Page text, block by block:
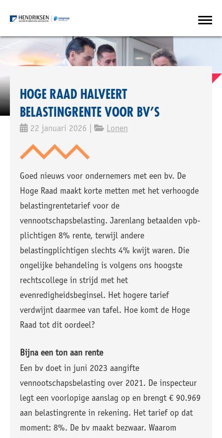
HOGE RAAD HALVEERT
BELASTINGRENTE VOOR BV’S
22 januari 2026 | Lonen
Goed nieuws voor ondernemers met een bv. De
Hoge Raad maakt korte metten met het verhoogde
belastingrentetarief voor de
vennootschapsbelasting. Jarenlang betaalden vpb-
plichtigen 8% rente, terwijl andere
belastingplichtigen slechts 4% kwijt waren. Die
ongelijke behandeling is volgens ons hoogste
rechtscollege in strijd met het
evenredigheidsbeginsel. Het hogere tarief
verdwijnt daarmee van tafel. Hoe komt de Hoge
Raad tot dit oordeel?
Bijna een ton aan rente
Een bv doet in juni 2023 aangifte
vennootschapsbelasting over 2021. De inspecteur
legt een voorlopige aanslag op en brengt € 90.969
aan belastingrente in rekening. Het tarief op dat
moment: 8%. De bv maakt bezwaar. Waarom